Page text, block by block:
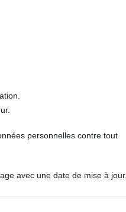
personnelles contre tout
avec une date de mise à jour.